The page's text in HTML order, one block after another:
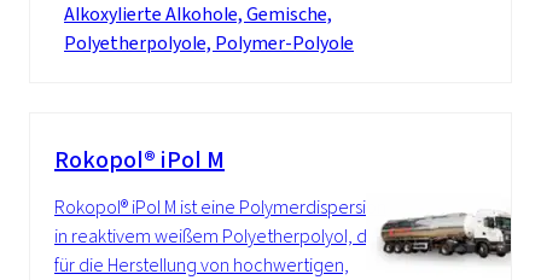
Alkoxylierte Alkohole, Gemische,
Polyetherpolyole, Polymer-Polyole
Rokopol® iPol M
Rokopol® iPol M ist eine Polymerdispersion
in reaktivem weißem Polyetherpolyol, die
für die Herstellung von hochwertigen,